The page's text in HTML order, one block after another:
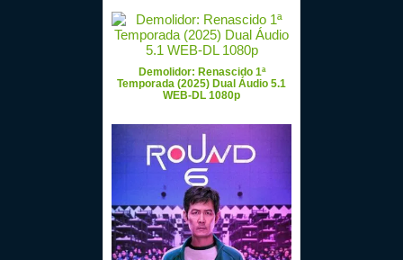
Demolidor: Renascido 1ª
Temporada (2025) Dual Áudio 5.1
WEB-DL 1080p